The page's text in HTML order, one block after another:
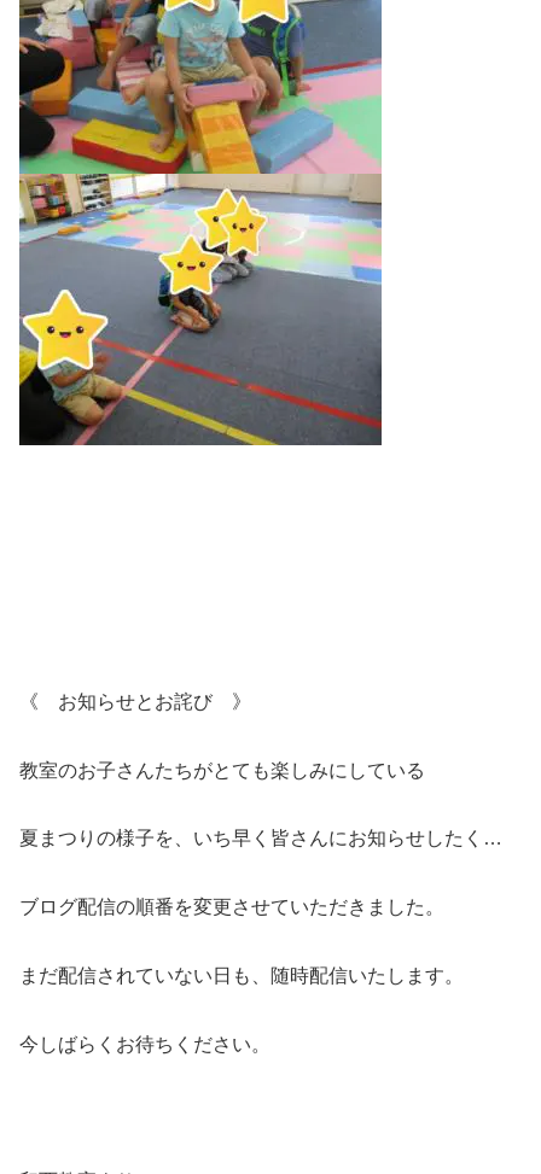
《 お知らせとお詫び 》
教室のお子さんたちがとても楽しみにしている
夏まつりの様子を、いち早く皆さんにお知らせしたく…
ブログ配信の順番を変更させていただきました。
まだ配信されていない日も、随時配信いたします。
今しばらくお待ちください。